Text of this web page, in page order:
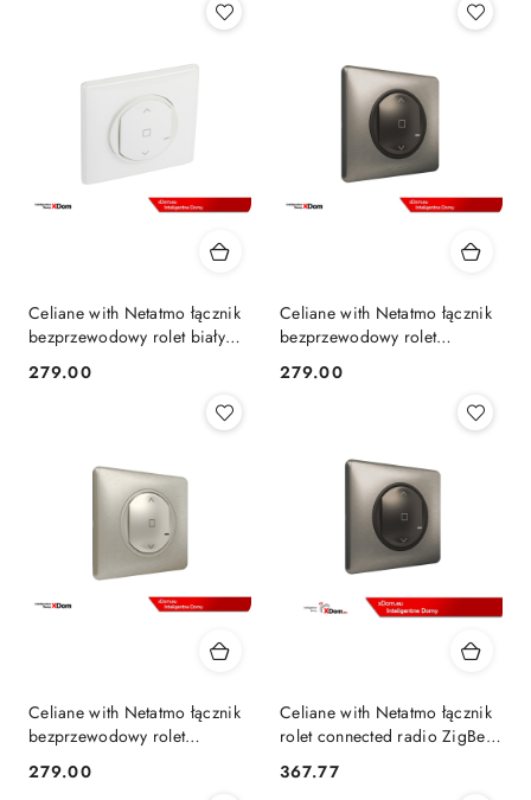
Celiane with Netatmo łącznik
bezprzewodowy rolet biały
Cena:
279.00
Celiane with Netatmo łącznik
bezprzewodowy rolet
Cena:
279.00
Celiane with Netatmo łącznik
bezprzewodowy rolet
tytanowy 067647
Cena:
279.00
Celiane with Netatmo łącznik
rolet connected radio ZigBee
częstotliwość 2,4 GHz
grafitowy
Cena:
367.77